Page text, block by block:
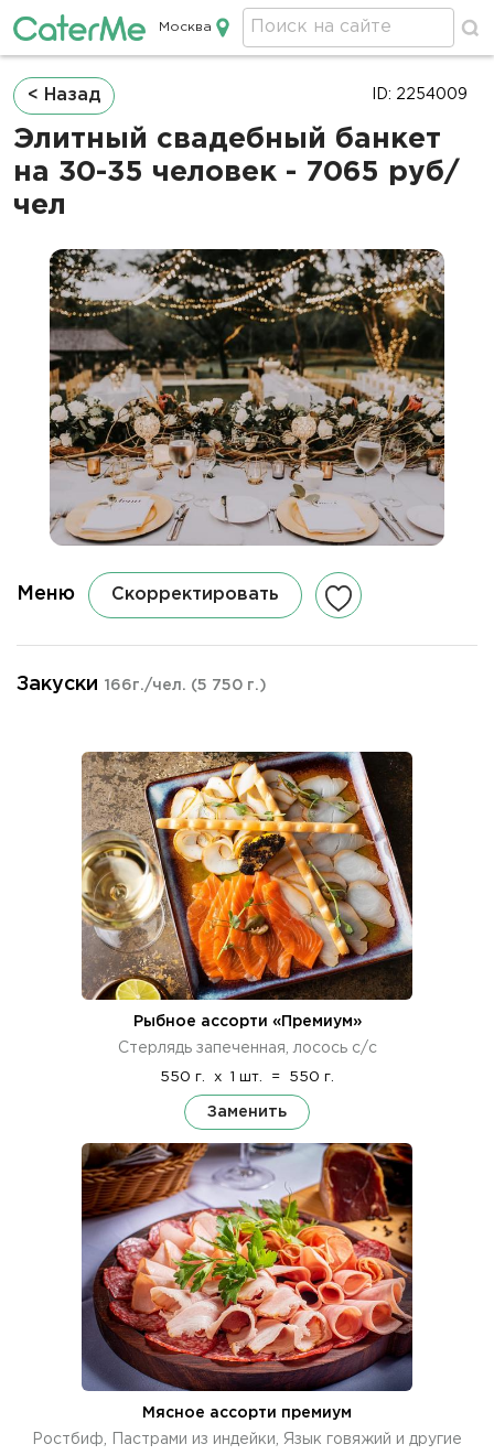
Кейтеринг в Москве
Москва
Строка
навигации
< Назад
Элитный свадебный банкет
на 30-35 человек - 7065 руб/
чел
ID: 2254009
Меню Скорректировать
Закуски 166г./чел. (5 750 г.)
Рыбное ассорти «Премиум»
Стерлядь запеченная, лосось с/с
550 г. x 1 шт. = 550 г.
Заменить
Мясное ассорти премиум
Ростбиф, Пастрами из индейки, Язык говяжий и другие